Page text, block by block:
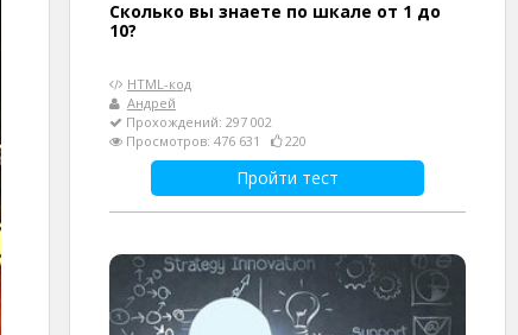
Сколько вы знаете по шкале от 1 до
10?
HTML-код
Андрей
Прохождений: 297 002
Просмотров: 476 631
220
Пройти тест